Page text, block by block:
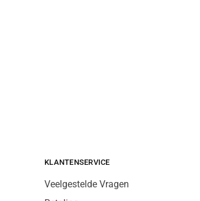
KLANTENSERVICE
Veelgestelde Vragen